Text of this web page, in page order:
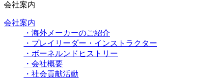
会社案内
会社案内
・海外メーカーのご紹介
・プレイリーダー・インストラクター
・ボーネルンドヒストリー
・会社概要
・社会貢献活動